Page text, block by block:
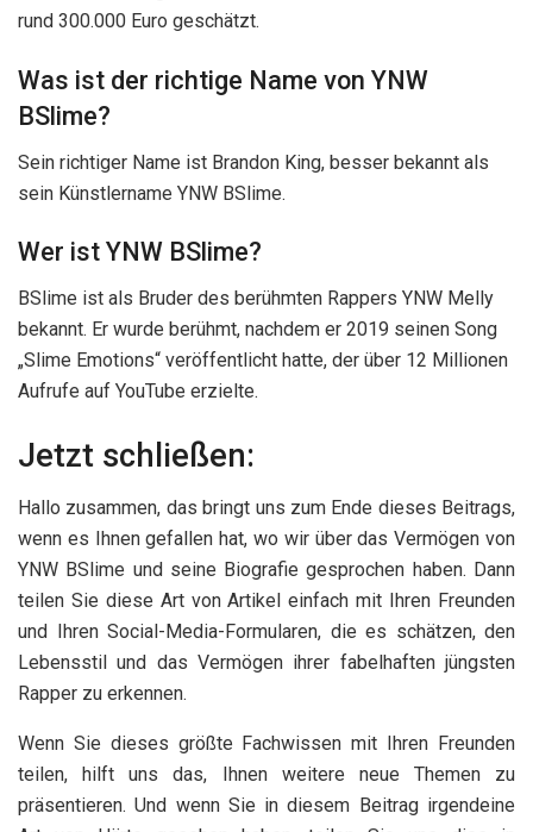
rund 300.000 Euro geschätzt.
Was ist der richtige Name von YNW
BSlime?
Sein richtiger Name ist Brandon King, besser bekannt als
sein Künstlername YNW BSlime.
Wer ist YNW BSlime?
BSlime ist als Bruder des berühmten Rappers YNW Melly
bekannt. Er wurde berühmt, nachdem er 2019 seinen Song
„Slime Emotions“ veröffentlicht hatte, der über 12 Millionen
Aufrufe auf YouTube erzielte.
Jetzt schließen:
Hallo zusammen, das bringt uns zum Ende dieses Beitrags,
wenn es Ihnen gefallen hat, wo wir über das Vermögen von
YNW BSlime und seine Biografie gesprochen haben. Dann
teilen Sie diese Art von Artikel einfach mit Ihren Freunden
und Ihren Social-Media-Formularen, die es schätzen, den
Lebensstil und das Vermögen ihrer fabelhaften jüngsten
Rapper zu erkennen.
Wenn Sie dieses größte Fachwissen mit Ihren Freunden
teilen, hilft uns das, Ihnen weitere neue Themen zu
präsentieren. Und wenn Sie in diesem Beitrag irgendeine